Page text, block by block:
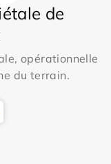
de
opérationnelle
du terrain.